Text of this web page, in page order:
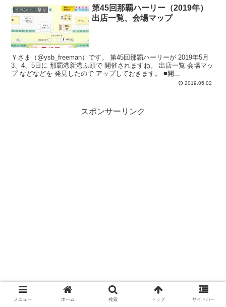
イベント・祭り
第45回那覇ハーリー（2019年）
出店一覧、会場マップ
Ｙさま（@ysb_freeman）です。 第45回那覇ハーリーが 2019年5月
3、4、5日に 那覇港新港ふ頭で 開催されますね。 出店一覧 会場マッ
プ などなどを 発見したので アップしておきます。 ■開...
2019.05.02
スポンサーリンク
メニュー ホーム 検索 トップ サイドバー